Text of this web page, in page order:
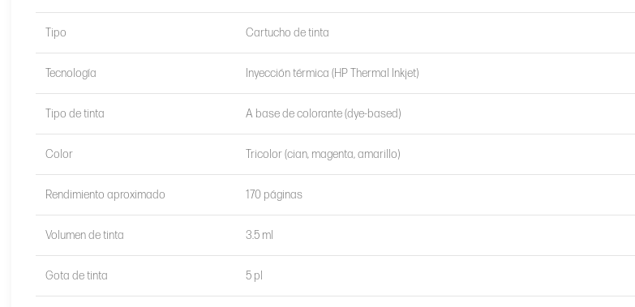
Tipo Cartucho de tinta
Tecnología Inyección térmica (HP Thermal Inkjet)
Tipo de tinta A base de colorante (dye-based)
Color Tricolor (cian, magenta, amarillo)
Rendimiento aproximado 170 páginas
Volumen de tinta 3.5 ml
Gota de tinta 5 pl